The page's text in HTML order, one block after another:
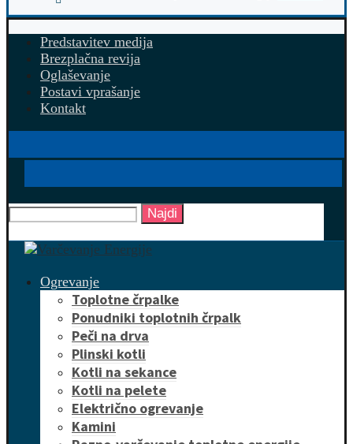
Predstavitev medija
Brezplačna revija
Oglaševanje
Postavi vprašanje
Kontakt
Najdi
Ogrevanje
Toplotne črpalke
Ponudniki toplotnih črpalk
Peči na drva
Plinski kotli
Kotli na sekance
Kotli na pelete
Električno ogrevanje
Kamini